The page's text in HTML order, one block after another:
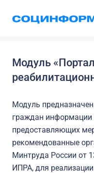
Модуль
Модуль
граждан информации
предоставляющих
рекомендованные
Минтруда России от
ИПРА, для